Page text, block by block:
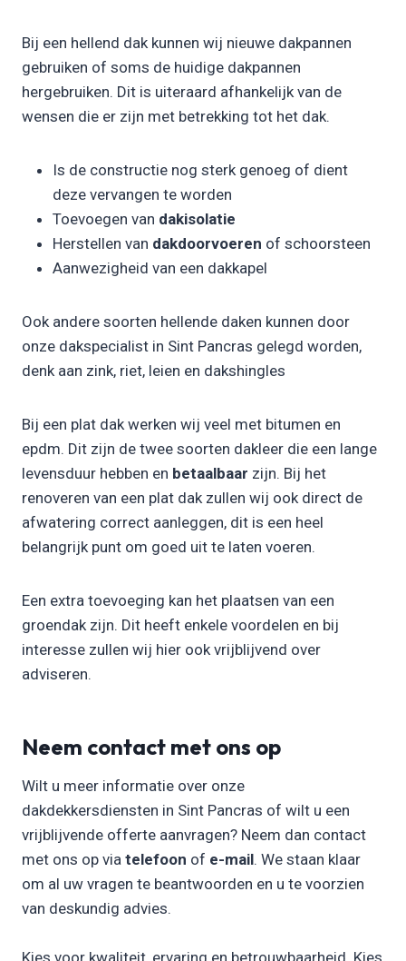
Bij een hellend dak kunnen wij nieuwe dakpannen
gebruiken of soms de huidige dakpannen
hergebruiken. Dit is uiteraard afhankelijk van de
wensen die er zijn met betrekking tot het dak.
Is de constructie nog sterk genoeg of dient
deze vervangen te worden
Toevoegen van dakisolatie
Herstellen van dakdoorvoeren of schoorsteen
Aanwezigheid van een dakkapel
Ook andere soorten hellende daken kunnen door
onze dakspecialist in Sint Pancras gelegd worden,
denk aan zink, riet, leien en dakshingles
Bij een plat dak werken wij veel met bitumen en
epdm. Dit zijn de twee soorten dakleer die een lange
levensduur hebben en betaalbaar zijn. Bij het
renoveren van een plat dak zullen wij ook direct de
afwatering correct aanleggen, dit is een heel
belangrijk punt om goed uit te laten voeren.
Een extra toevoeging kan het plaatsen van een
groendak zijn. Dit heeft enkele voordelen en bij
interesse zullen wij hier ook vrijblijvend over
adviseren.
Neem contact met ons op
Wilt u meer informatie over onze
dakdekkersdiensten in Sint Pancras of wilt u een
vrijblijvende offerte aanvragen? Neem dan contact
met ons op via telefoon of e-mail. We staan klaar
om al uw vragen te beantwoorden en u te voorzien
van deskundig advies.